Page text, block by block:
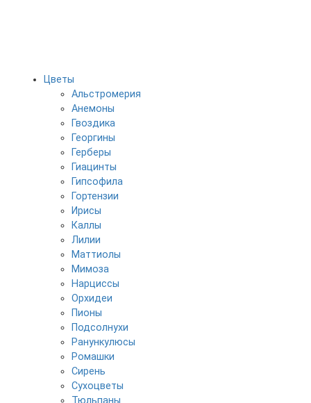
Цветы
Альстромерия
Анемоны
Гвоздика
Георгины
Герберы
Гиацинты
Гипсофила
Гортензии
Ирисы
Каллы
Лилии
Маттиолы
Мимоза
Нарциссы
Орхидеи
Пионы
Подсолнухи
Ранункулюсы
Ромашки
Сирень
Сухоцветы